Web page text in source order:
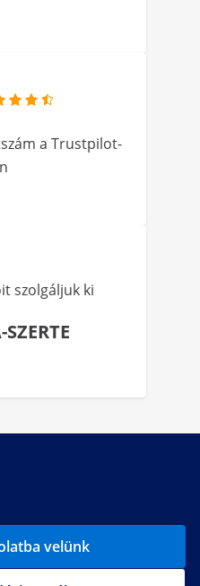
a Trustpilot-
szolgáljuk ki
velünk